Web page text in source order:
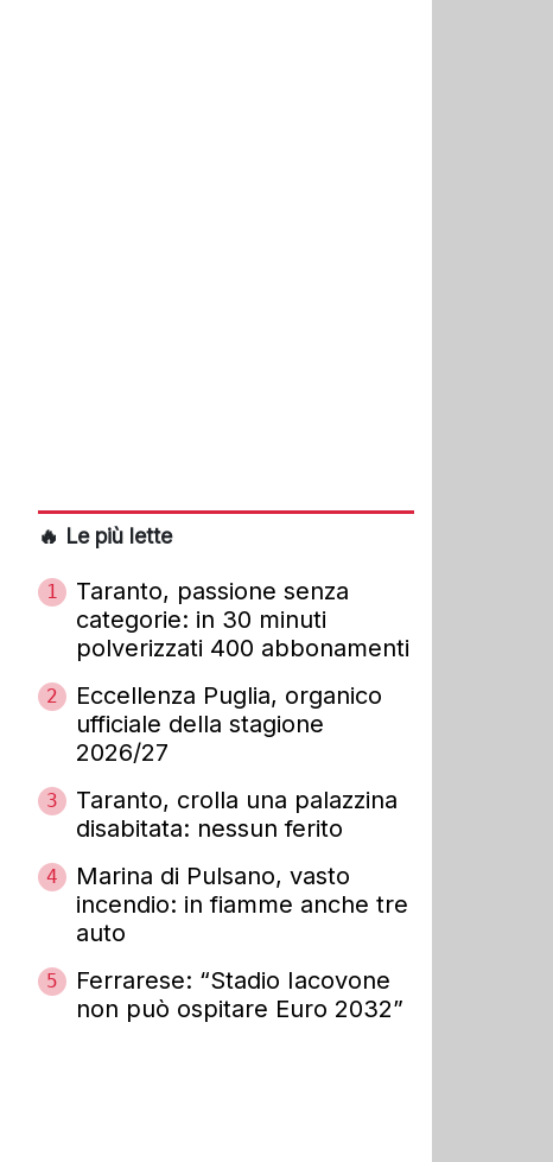
🔥 Le più lette
1
Taranto, passione senza
categorie: in 30 minuti
polverizzati 400 abbonamenti
2
Eccellenza Puglia, organico
ufficiale della stagione
2026/27
3
Taranto, crolla una palazzina
disabitata: nessun ferito
4
Marina di Pulsano, vasto
incendio: in fiamme anche tre
auto
5
Ferrarese: “Stadio Iacovone
non può ospitare Euro 2032”